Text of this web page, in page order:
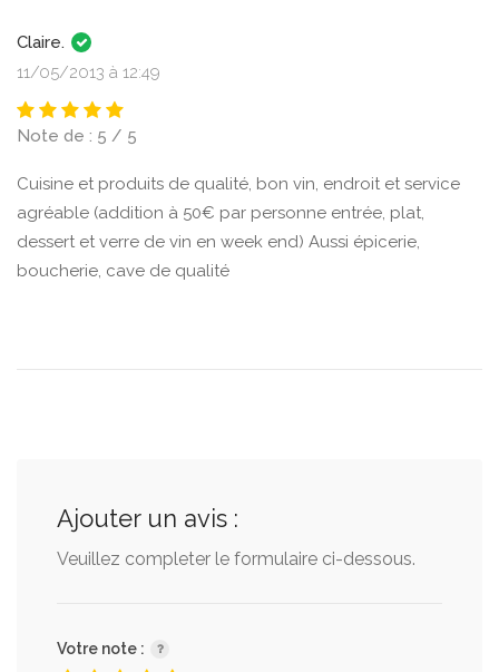
Claire.
11/05/2013 à 12:49
Note de : 5 / 5
Cuisine et produits de qualité, bon vin, endroit et service
agréable (addition à 50€ par personne entrée, plat,
dessert et verre de vin en week end) Aussi épicerie,
boucherie, cave de qualité
Ajouter un avis :
Veuillez completer le formulaire ci-dessous.
Votre note :